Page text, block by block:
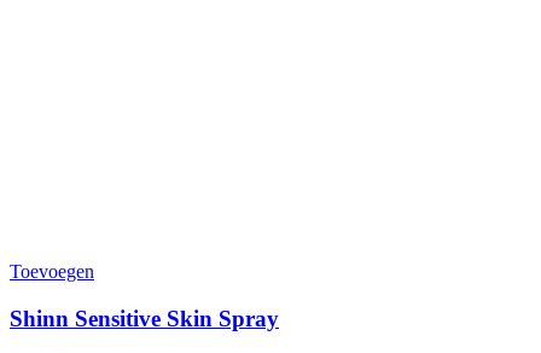
Toevoegen
Shinn Sensitive Skin Spray